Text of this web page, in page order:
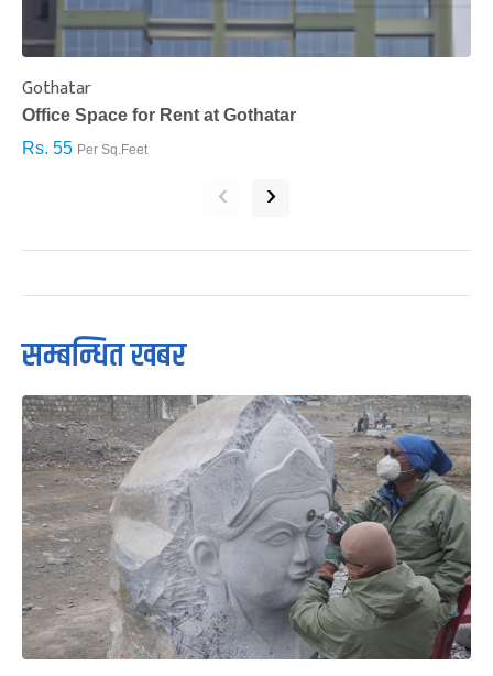
Gothatar
Office Space for Rent at Gothatar
Rs. 55 Per Sq.Feet
‹ ›
सम्बन्धित खबर